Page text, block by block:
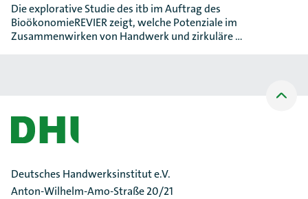
Die explorative Studie des itb im Auftrag des
BioökonomieREVIER zeigt, welche Potenziale im
Zusammenwirken von Handwerk und zirkuläre …
oben
Deutsches Handwerksinstitut e.V.
Anton-Wilhelm-Amo-Straße 20/21